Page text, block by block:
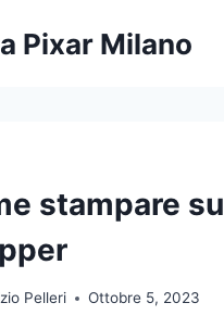
Pixar Milano
stampare su
Pelleri Ottobre 5, 2023